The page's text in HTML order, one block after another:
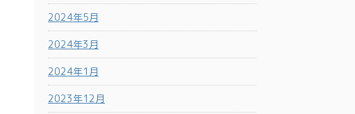
2024年5月
2024年3月
2024年1月
2023年12月